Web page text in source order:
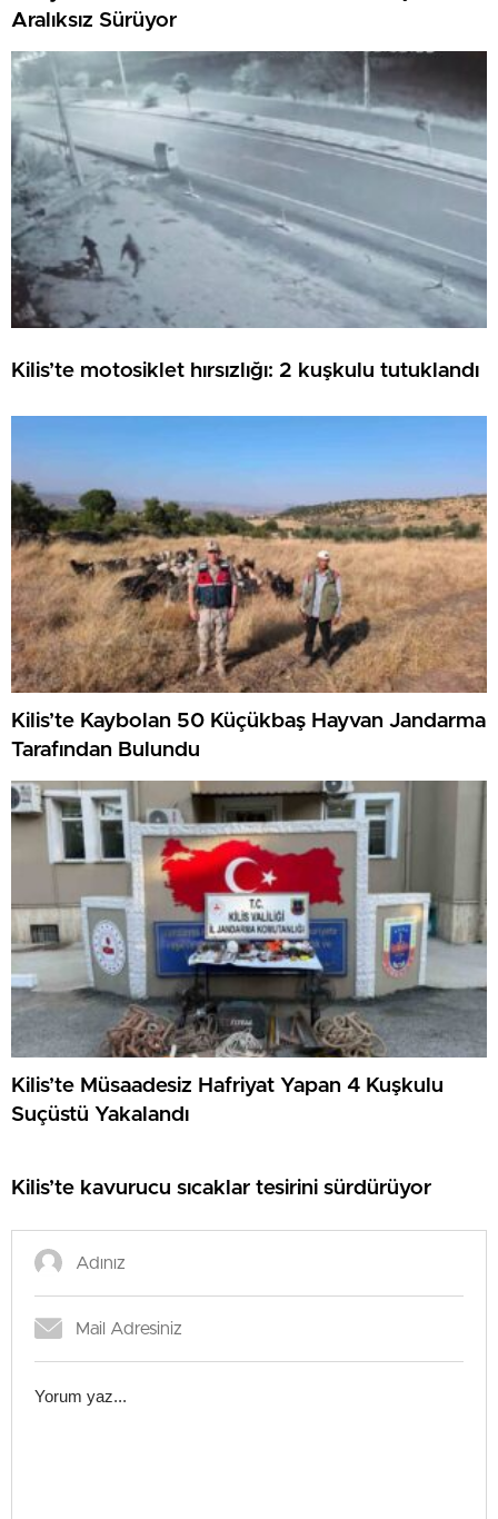
Aralıksız Sürüyor
Kilis’te motosiklet hırsızlığı: 2 kuşkulu tutuklandı
Kilis’te Kaybolan 50 Küçükbaş Hayvan Jandarma
Tarafından Bulundu
Kilis’te Müsaadesiz Hafriyat Yapan 4 Kuşkulu
Suçüstü Yakalandı
Kilis’te kavurucu sıcaklar tesirini sürdürüyor